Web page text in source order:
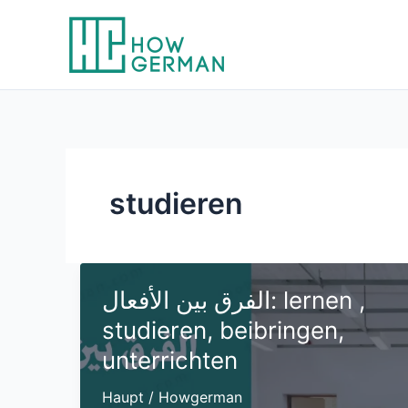
studieren
الفرق بين الأفعال: lernen ,
studieren, beibringen,
unterrichten
Haupt / Howgerman